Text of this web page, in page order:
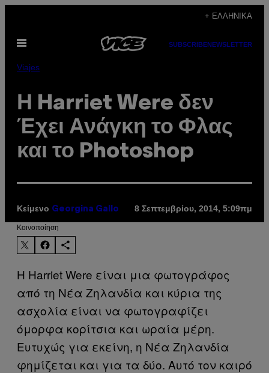
περιεχόμενο
+ ΕΛΛΗΝΙΚΆ
Ανοίξτε
SUBSCRIBENEWSLETTER
Viajes
Η Harriet Were δεν
Έχει Ανάγκη το Φλας
και το Photoshop
Κείμενο Georgina Gallo 8 Σεπτεμβρίου, 2014, 5:09πμ
Kοινοποίηση
Η Harriet Were είναι μια φωτογράφος
από τη Νέα Ζηλανδία και κύρια της
ασχολία είναι να φωτογραφίζει
όμορφα κορίτσια και ωραία μέρη.
Ευτυχώς για εκείνη, η Νέα Ζηλανδία
φημίζεται και για τα δύο. Αυτό τον καιρό